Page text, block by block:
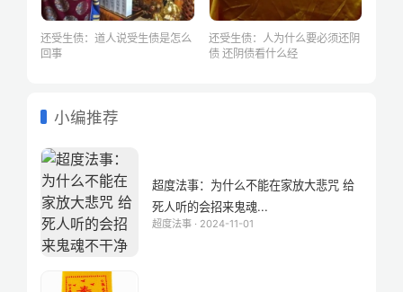
还受生债：道人说受生债是怎么
回事
还受生债：人为什么要必须还阴
债 还阴债看什么经
小编推荐
超度法事：为什么不能在家放大悲咒 给
死人听的会招来鬼魂...
超度法事 · 2024-11-01